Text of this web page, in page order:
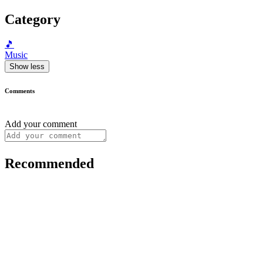
Category
🎵
Music
Show less
Comments
Add your comment
Recommended